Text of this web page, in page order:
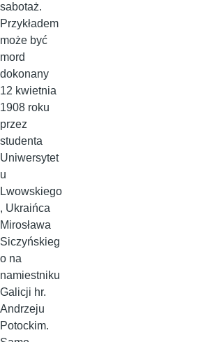
sabotaż.
Przykładem
może być
mord
dokonany
12 kwietnia
1908 roku
przez
studenta
Uniwersytet
u
Lwowskiego
, Ukraińca
Mirosława
Siczyńskieg
o na
namiestniku
Galicji hr.
Andrzeju
Potockim.